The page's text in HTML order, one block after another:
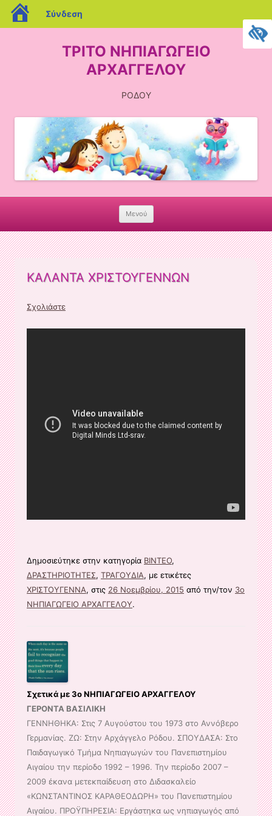
ΤΡΙΤΟ ΝΗΠΙΑΓΩΓΕΙΟ
ΑΡΧΑΓΓΕΛΟΥ
ΡΟΔΟΥ
Μενού
Skip
to
content
ΚΑΛΑΝΤΑ ΧΡΙΣΤΟΥΓΕΝΝΩΝ
Σχολιάστε
Δημοσιεύτηκε στην κατηγορία ΒΙΝΤΕΟ,
ΔΡΑΣΤΗΡΙΟΤΗΤΕΣ, ΤΡΑΓΟΥΔΙΑ, με ετικέτες
ΧΡΙΣΤΟΥΓΕΝΝΑ, στις 26 Νοεμβρίου, 2015 από την/τον 3ο
ΝΗΠΙΑΓΩΓΕΙΟ ΑΡΧΑΓΓΕΛΟΥ.
Σχετικά με 3ο ΝΗΠΙΑΓΩΓΕΙΟ ΑΡΧΑΓΓΕΛΟΥ
ΓΕΡΟΝΤΑ ΒΑΣΙΛΙΚΗ
ΓΕΝΝΗΘΗΚΑ: Στις 7 Αυγούστου του 1973 στο Αννόβερο
Γερμανίας. ΖΩ: Στην Αρχάγγελο Ρόδου. ΣΠΟΥΔΑΣΑ: Στο
Παιδαγωγικό Τμήμα Νηπιαγωγών του Πανεπιστημίου
Αιγαίου την περίοδο 1992 – 1996. Την περίοδο 2007 –
2009 έκανα μετεκπαίδευση στο Διδασκαλείο
«ΚΩΝΣΤΑΝΤΙΝΟΣ ΚΑΡΑΘΕΟΔΩΡΗ» του Πανεπιστημίου
Αιγαίου. ΠΡΟΫΠΗΡΕΣΙΑ: Εργάστηκα ως νηπιαγωγός από
blogs.sch.gr
Σύνδεση